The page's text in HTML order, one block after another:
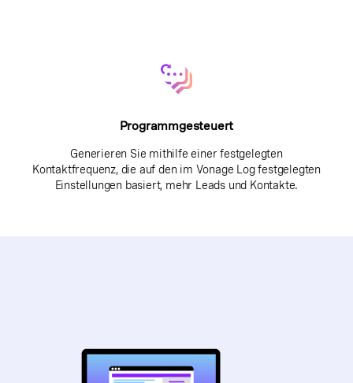
Programmgesteuert
Generieren Sie mithilfe einer festgelegten
Kontaktfrequenz, die auf den im Vonage Log festgelegten
Einstellungen basiert, mehr Leads und Kontakte.